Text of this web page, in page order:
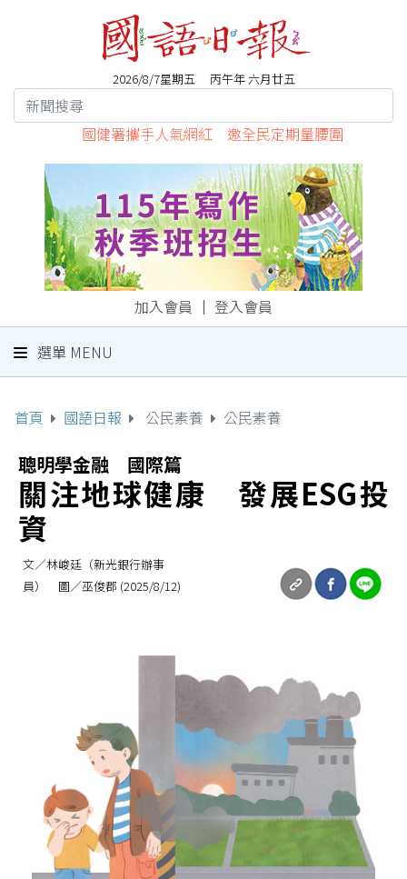
2026/8/7星期五 丙午年 六月廿五
國健署攜手人氣網紅 邀全民定期量腰圍
加入會員 ｜ 登入會員
選單 MENU
首頁 國語日報 公民素養 公民素養
聰明學金融 國際篇
關注地球健康 發展ESG投
資
文／林峻廷（新光銀行辦事
員） 圖／巫俊郡 (2025/8/12)